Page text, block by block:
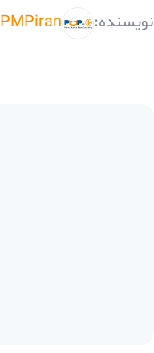
نویسنده: PMPiran